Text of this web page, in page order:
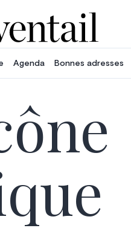
Agenda Bonnes adresses